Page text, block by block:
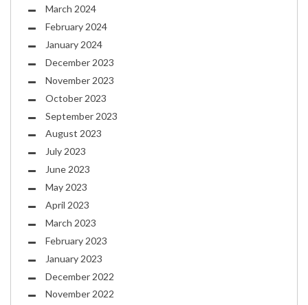
March 2024
February 2024
January 2024
December 2023
November 2023
October 2023
September 2023
August 2023
July 2023
June 2023
May 2023
April 2023
March 2023
February 2023
January 2023
December 2022
November 2022